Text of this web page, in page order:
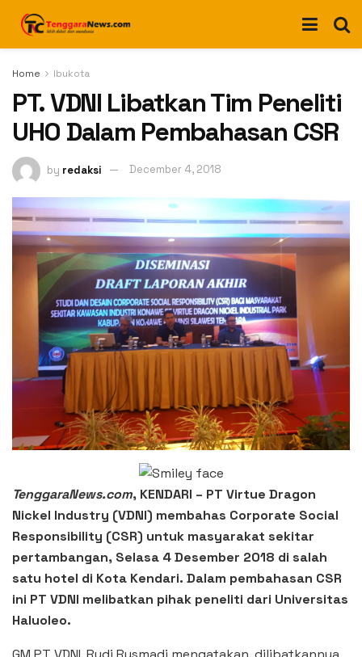
Home Ibukota
PT. VDNI Libatkan Tim Peneliti
UHO Dalam Pembahasan CSR
by redaksi December 4, 2018
TenggaraNews.com, KENDARI – PT Virtue Dragon
Nickel Industry (VDNI) membahas Corporate Social
Responsibility (CSR) untuk masyarakat sekitar
pertambangan, Selasa 4 Desember 2018 di salah
satu hotel di Kota Kendari. Dalam pembahasan CSR
ini PT VDNI melibatkan pihak peneliti dari Universitas
Haluoleo.